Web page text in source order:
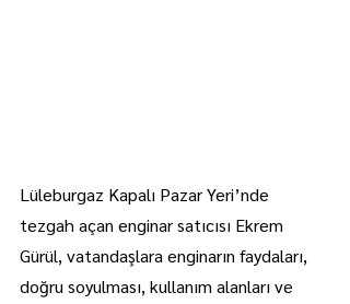
Lüleburgaz Kapalı Pazar Yeri’nde
tezgah açan enginar satıcısı Ekrem
Gürül, vatandaşlara enginarın faydaları,
doğru soyulması, kullanım alanları ve